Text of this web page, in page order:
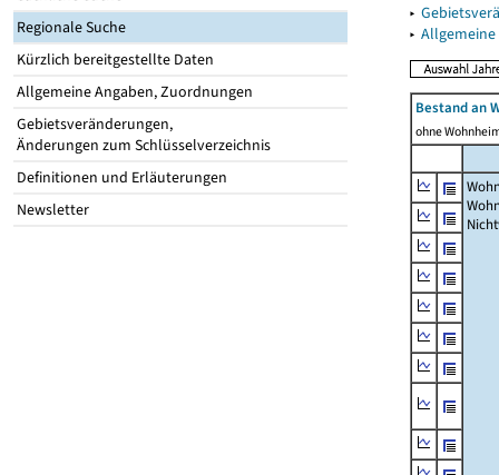
Regionale Suche
Kürzlich bereitgestellte Daten
Allgemeine Angaben, Zuordnungen
Gebietsveränderungen,
Änderungen zum Schlüsselverzeichnis
Definitionen und Erläuterungen
Newsletter
▸
▸
Bestand an
ohne